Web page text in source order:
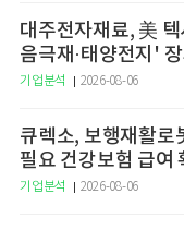
대주전자재료, 美
음극재·태양전지'
기업분석 2026-08-06
큐렉소, 보행재활로
필요 건강보험 급여
기업분석 2026-08-06